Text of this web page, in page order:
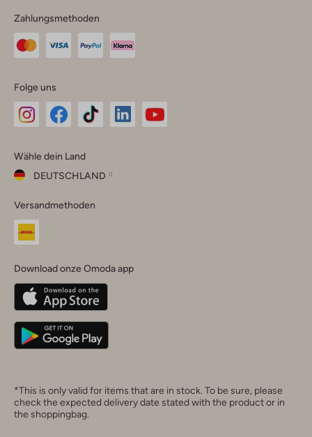
Zahlungsmethoden
Folge uns
Instagram
Facebook
TikTok
Wähle dein Land
DEUTSCHLAND
dein
Land
Belgique(Français)
Deutschland
Versandmethoden
Download onze Omoda app
*This is only valid for items that are in stock. To be sure, please
check the expected delivery date stated with the product or in
the shoppingbag.